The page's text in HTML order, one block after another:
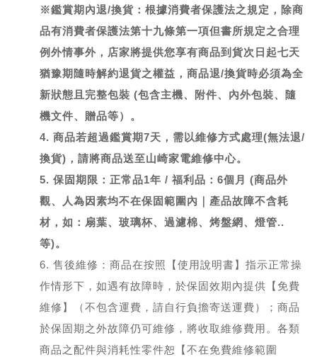
※鑑賞期內退/換貨：根據消費者保護法之規定，除商
品有消費者保護法第十九條第一項但書所規定之合理
例外情事外，店家將提供您享有商品到貨次日起七天
猶豫期隨時解約退貨之權益，商品退/換貨時必須為全
新狀態且完整包裝 (包含主機、附件、內外包裝、隨
機文件、贈品等）。
4. 商品若超過鑑賞期7天，需以維修方式處理(無法退/
換貨)，請將商品送至山崎家電維修中心。
5. 保固期限：正常品1年 / 福利品：6個月 (商品外
觀、人為因素均不在保固範圍內｜產品故障不含耗
材，如：扇葉、玻璃杯、過濾棉、烤盤網、燈管..
等)。
6. 售後維修：商品在按照【使用說明書】指示正常操
作情形下，如遇有故障時，於保固效期內提供【免費
維修】（不包含運費，請自行負擔寄送運費）；商品
於保固期之外故障仍可維修，將收取維修費用。各類
商品之配件與消耗性零件恕【不在免費維修範圍